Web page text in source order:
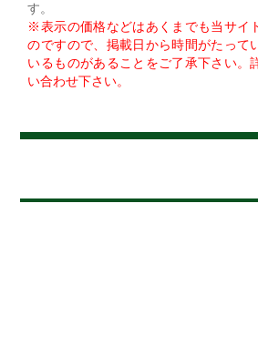
す。
※表示の価格などはあくまでも当サイ
のですので、掲載日から時間がたって
いるものがあることをご了承下さい。
い合わせ下さい。